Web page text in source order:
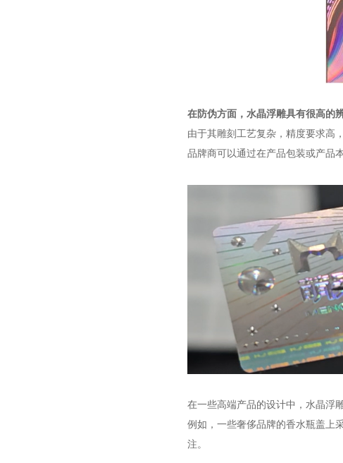
在防伪方面，水晶浮雕具有很高的
由于其雕刻工艺复杂，精度要求高
品牌商可以通过在产品包装或产品
在一些高端产品的设计中，水晶浮
例如，一些奢侈品牌的香水瓶盖上
注。